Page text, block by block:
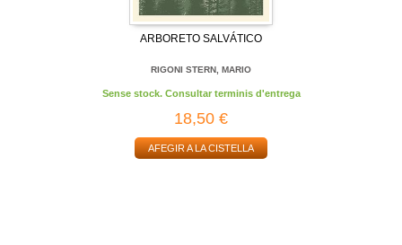
ARBORETO SALVÁTICO
RIGONI STERN, MARIO
Sense stock. Consultar terminis d'entrega
18,50 €
AFEGIR A LA CISTELLA